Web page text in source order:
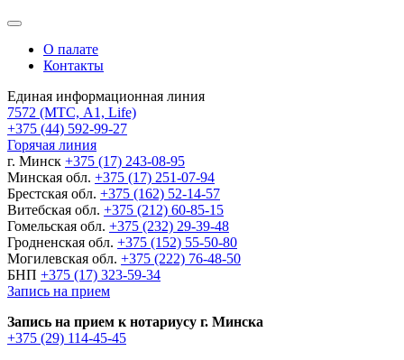
О палате
Контакты
Единая информационная линия
7572 (МТС, A1, Life)
+375 (44) 592-99-27
Горячая линия
г. Минск +375 (17) 243-08-95
Минская обл. +375 (17) 251-07-94
Брестская обл. +375 (162) 52-14-57
Витебская обл. +375 (212) 60-85-15
Гомельская обл. +375 (232) 29-39-48
Гродненская обл. +375 (152) 55-50-80
Могилевская обл. +375 (222) 76-48-50
БНП +375 (17) 323-59-34
Запись на прием
Запись на прием к нотариусу г. Минска
+375 (29) 114-45-45